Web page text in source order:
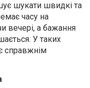
шукати швидкі та
часу на
вечері, а бажання
У таких
справжнім